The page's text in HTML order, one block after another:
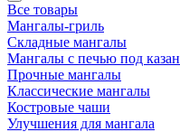
Все товары
Мангалы-гриль
Складные мангалы
Мангалы с печью под казан
Прочные мангалы
Классические мангалы
Костровые чаши
Улучшения для мангала